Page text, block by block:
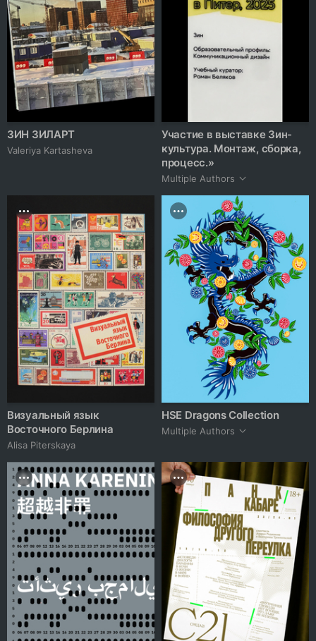
ЗИН ЗИЛАРТ
Valeriya Kartasheva
Участие в выставке Зин-
культура. Монтаж, сборка,
процесс.»
Multiple Authors
Визуальный язык
Восточного Берлина
Alisa Piterskaya
HSE Dragons Collection
Multiple Authors